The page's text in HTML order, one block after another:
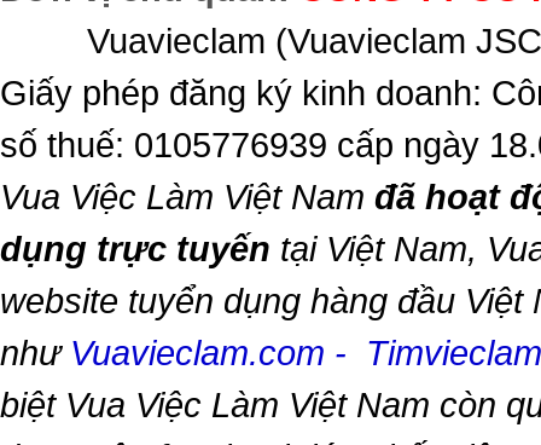
Vuavieclam (Vuavieclam
Giấy phép đăng ký kinh doanh:
số thuế: 0105776939 cấp ngày
Vua Việc Làm Việt Nam đã hoạt
dụng trực tuyến tại Việt Nam,
website tuyển dụng hàng đầu Việt
như Vuavieclam.com -
biệt Vua Việc Làm Việt Nam còn